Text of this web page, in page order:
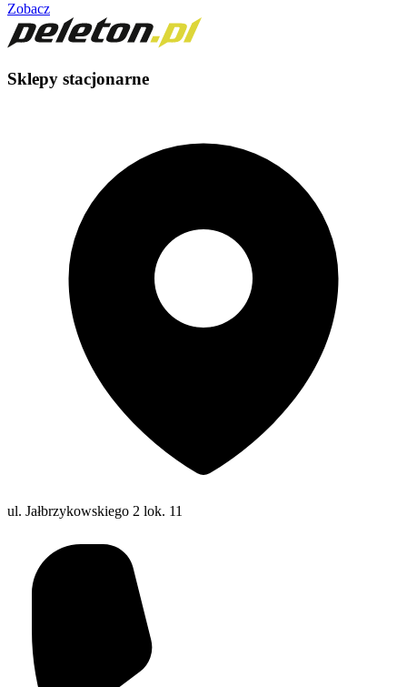
Zobacz
Sklepy stacjonarne
ul. Jałbrzykowskiego 2 lok. 11